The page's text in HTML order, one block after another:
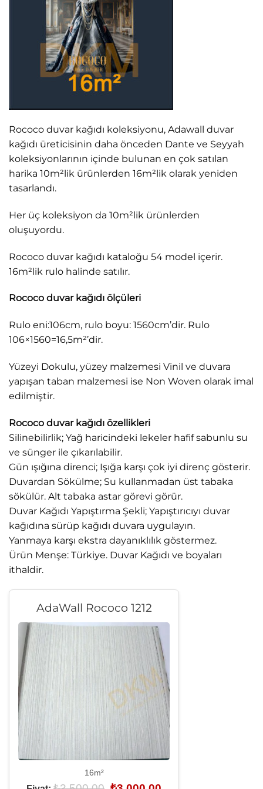
Rococo duvar kağıdı koleksiyonu, Adawall duvar
kağıdı üreticisinin daha önceden Dante ve Seyyah
koleksiyonlarının içinde bulunan en çok satılan
harika 10m²lik ürünlerden 16m²lik olarak yeniden
tasarlandı.
Her üç koleksiyon da 10m²lik ürünlerden
oluşuyordu.
Rococo duvar kağıdı kataloğu 54 model içerir.
16m²lik rulo halinde satılır.
Rococo duvar kağıdı ölçüleri
Rulo eni:106cm, rulo boyu: 1560cm’dir. Rulo
106×1560=16,5m²’dir.
Yüzeyi Dokulu, yüzey malzemesi Vinil ve duvara
yapışan taban malzemesi ise Non Woven olarak imal
edilmiştir.
Rococo duvar kağıdı özellikleri
Silinebilirlik; Yağ haricindeki lekeler hafif sabunlu su
ve sünger ile çıkarılabilir.
Gün ışığına direnci; Işığa karşı çok iyi direnç gösterir.
Duvardan Sökülme; Su kullanmadan üst tabaka
sökülür. Alt tabaka astar görevi görür.
Duvar Kağıdı Yapıştırma Şekli; Yapıştırıcıyı duvar
kağıdına sürüp kağıdı duvara uygulayın.
Yanmaya karşı ekstra dayanıklılık göstermez.
Ürün Menşe: Türkiye. Duvar Kağıdı ve boyaları
ithaldir.
AdaWall Rococo 1212
16m²
Orijinal
Şu